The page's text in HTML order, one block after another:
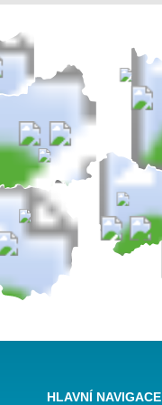
HLAVNÍ NAVIGACE